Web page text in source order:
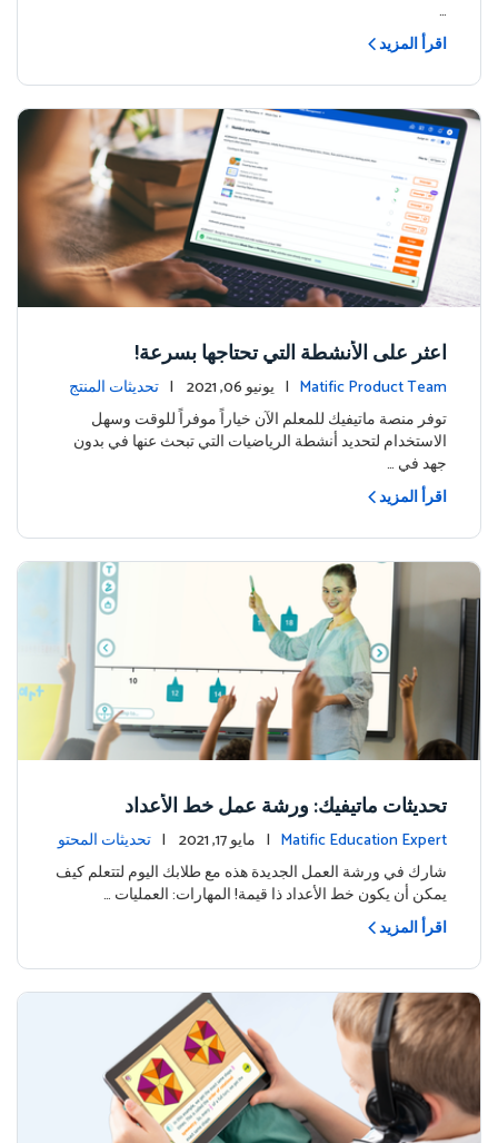
…
اقرأ المزيد
اعثر على الأنشطة التي تحتاجها بسرعة!
Matific Product Team | يونيو 06, 2021 |
تحديثات المنتج
توفر منصة ماتيفيك للمعلم الآن خياراً موفراً للوقت وسهل
الاستخدام لتحديد أنشطة الرياضيات التي تبحث عنها في بدون
جهد في …
اقرأ المزيد
تحديثات ماتيفيك: ورشة عمل خط الأعداد
Matific Education Expert | مايو 17, 2021 | تحديثات المحتو
شارك في ورشة العمل الجديدة هذه مع طلابك اليوم لتتعلم كيف
يمكن أن يكون خط الأعداد ذا قيمة! المهارات: العمليات …
اقرأ المزيد